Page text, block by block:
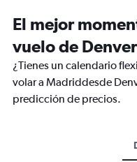
El mejor
vuelo de
¿Tienes un calendario
volar a Madriddesde
predicción de precios.